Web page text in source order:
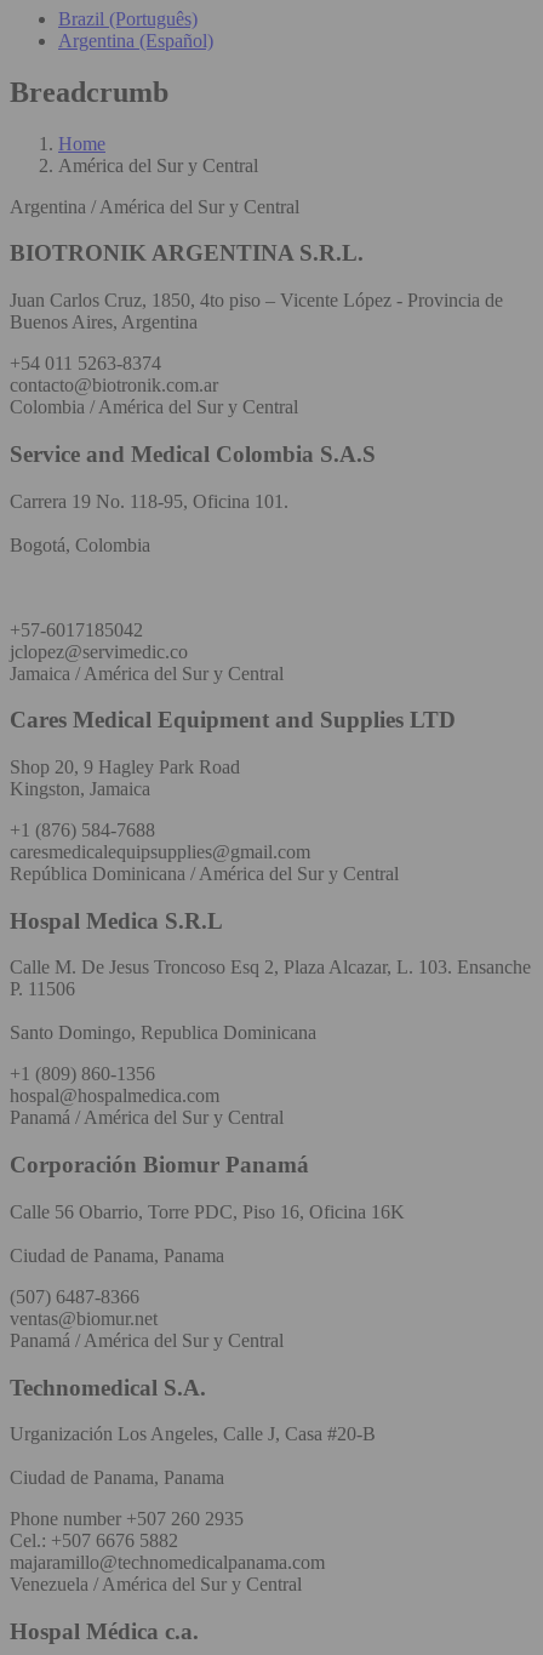
Brazil (Português)
Argentina (Español)
Breadcrumb
Home
América del Sur y Central
Argentina / América del Sur y Central
BIOTRONIK ARGENTINA S.R.L.
Juan Carlos Cruz, 1850, 4to piso – Vicente López - Provincia de
Buenos Aires, Argentina
+54 011 5263-8374
contacto@biotronik.com.ar
Colombia / América del Sur y Central
Service and Medical Colombia S.A.S
Carrera 19 No. 118-95, Oficina 101.
Bogotá, Colombia
+57-6017185042
jclopez@servimedic.co
Jamaica / América del Sur y Central
Cares Medical Equipment and Supplies LTD
Shop 20, 9 Hagley Park Road
Kingston, Jamaica
+1 (876) 584-7688
caresmedicalequipsupplies@gmail.com
República Dominicana / América del Sur y Central
Hospal Medica S.R.L
Calle M. De Jesus Troncoso Esq 2, Plaza Alcazar, L. 103. Ensanche
P. 11506
Santo Domingo, Republica Dominicana
+1 (809) 860-1356
hospal@hospalmedica.com
Panamá / América del Sur y Central
Corporación Biomur Panamá
Calle 56 Obarrio, Torre PDC, Piso 16, Oficina 16K
Ciudad de Panama, Panama
(507) 6487-8366
ventas@biomur.net
Panamá / América del Sur y Central
Technomedical S.A.
Urganización Los Angeles, Calle J, Casa #20-B
Ciudad de Panama, Panama
Phone number +507 260 2935
Cel.: +507 6676 5882
majaramillo@technomedicalpanama.com
Venezuela / América del Sur y Central
Hospal Médica c.a.